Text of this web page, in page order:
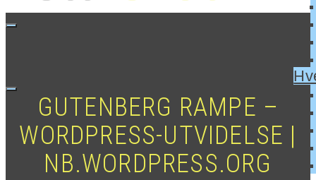
GUTENBERG RAMPE –
WORDPRESS-UTVIDELSE |
NB.WORDPRESS.ORG